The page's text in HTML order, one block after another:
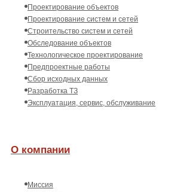
Проектирование объектов
Проектирование систем и сетей
Строительство систем и сетей
Обследование объектов
Технологическое проектирование
Предпроектные работы
Сбор исходных данных
Разработка ТЗ
Эксплуатация, сервис, обслуживание
О компании
Миссия